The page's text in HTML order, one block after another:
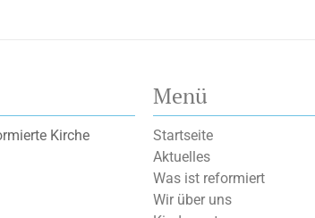
Kirche
Menü
Startseite
Aktuelles
Was ist reformiert
Wir über uns